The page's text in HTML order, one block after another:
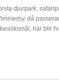
djurpark,
då
här blir